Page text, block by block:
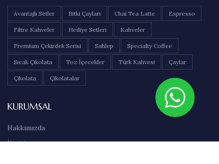
Avantajlı Setler Bitki Çayları Chai Tea Latte Espresso
Filtre Kahveler Hediye Setleri Kahveler
Premium Çekirdek Serisi Sahlep Specialty Coffee
Sıcak Çikolata Toz İçecekler Türk Kahvesi Çaylar
Çikolata Çikolatalar
KURUMSAL
Hakkımızda
İletişim